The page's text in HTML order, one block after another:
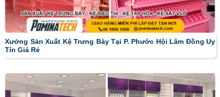
Xưởng Sản Xuất Kệ Trưng Bày Tại P. Phước Hội Lâm Đồng Uy
Tín Giá Rẻ